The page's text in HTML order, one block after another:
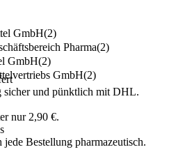
GmbH(2)
Pharma(2)
GmbH(2)
GmbH(2)
und pünktlich mit DHL.
nur 2,90 €.
jede Bestellung pharmazeutisch.